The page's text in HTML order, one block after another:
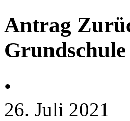
Antrag
•
26. Juli 2021